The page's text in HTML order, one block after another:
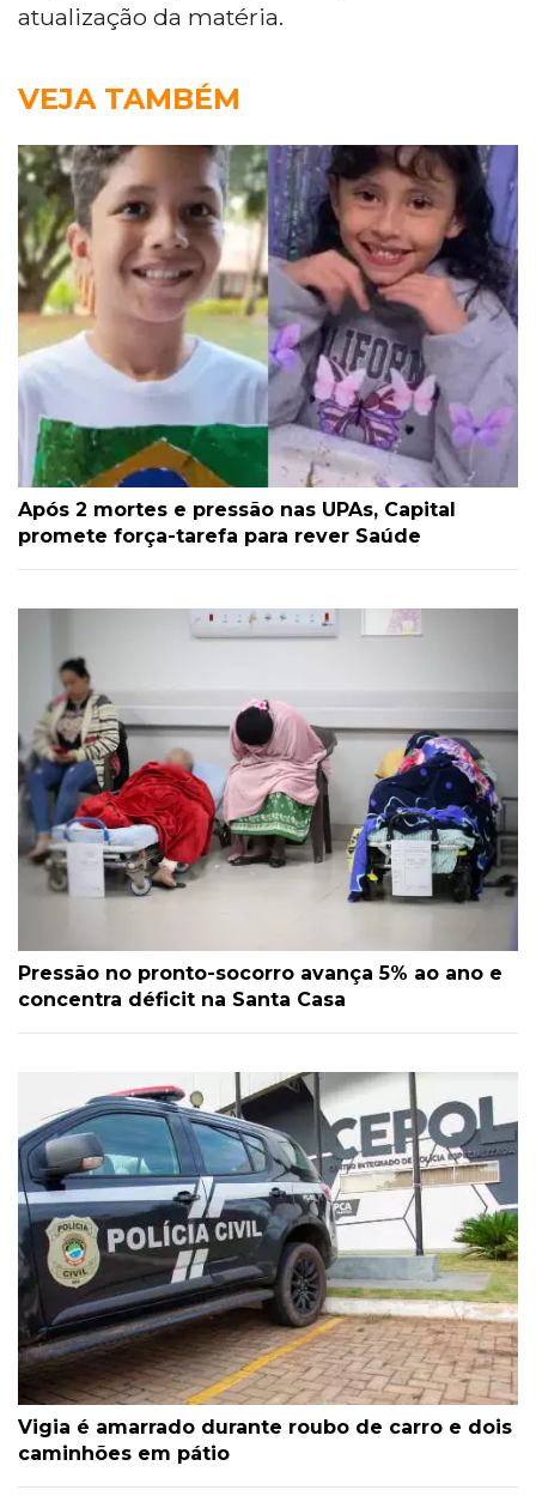
atualização da matéria.
VEJA TAMBÉM
Após 2 mortes e pressão nas UPAs, Capital
promete força-tarefa para rever Saúde
Pressão no pronto-socorro avança 5% ao ano e
concentra déficit na Santa Casa
Vigia é amarrado durante roubo de carro e dois
caminhões em pátio